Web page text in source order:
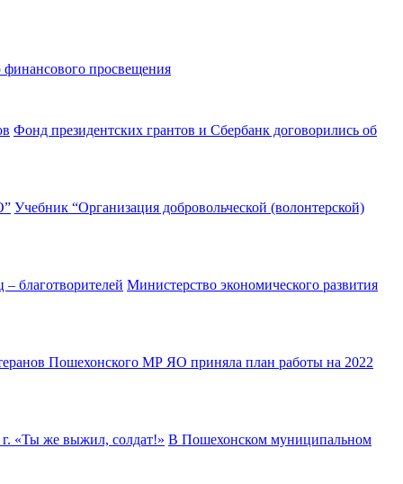
просвещения
Фонд президентских грантов и Сбербанк договорились об
Учебник “Организация добровольческой (волонтерской)
Министерство экономического развития
Пошехонского МР ЯО приняла план работы на 2022
В Пошехонском муниципальном